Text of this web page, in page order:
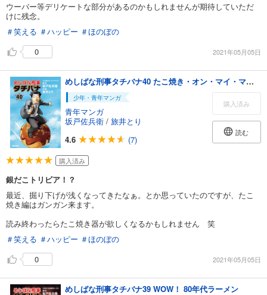
ウーバー等デリケートな部分があるのかもしれませんが期待していただ
けに残念。
＃笑える ＃ハッピー ＃ほのぼの
0
2021年05月05日
めしばな刑事タチバナ40 たこ焼き・オン・マイ・マインド
少年・青年マンガ
青年マンガ
坂戸佐兵衛 / 旅井とり
4.6
(7)
購入済み
読む
購入済み
銀だこトリビア！？
最近、掘り下げが浅くなってきたなぁ。とか思っていたのですが、たこ
焼き編はガンガン来ます。
読み終わったらたこ焼き器が欲しくなるかもしれません 笑
＃笑える ＃ハッピー ＃ほのぼの
0
2021年05月05日
めしばな刑事タチバナ39 WOW！ 80年代ラーメン